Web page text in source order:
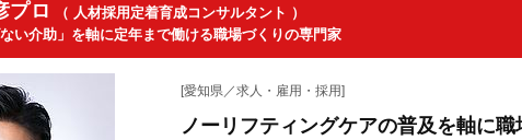
プロ
（ 人材採用定着育成コンサルタント ）
ない介助」を軸に定年まで働ける職場づくりの専門家
[愛知県／求人・雇用・採用]
ノーリフティングケアの普及を軸に